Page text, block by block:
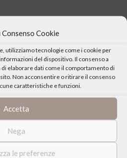
Cookie
utilizziamo tecnologie come i cookie per
del dispositivo. Il consenso a
elaborare dati come il comportamento di
Non acconsentire o ritirare il consenso
caratteristiche e funzioni.
Accetta
Nega
le preferenze
QUESTO EVENTO